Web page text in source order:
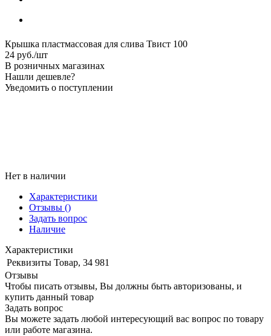
Крышка пластмассовая для слива Твист 100
24 руб./шт
В розничных магазинах
Нашли дешевле?
Уведомить о поступлении
Нет в наличии
Характеристики
Отзывы ()
Задать вопрос
Наличие
Характеристики
Реквизиты Товар, 34 981
Отзывы
Чтобы писать отзывы, Вы должны быть авторизованы, и
купить данный товар
Задать вопрос
Вы можете задать любой интересующий вас вопрос по товару
или работе магазина.